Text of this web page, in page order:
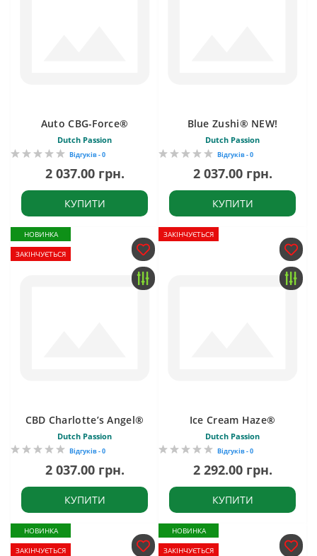
Auto CBG-Force®
Dutch Passion
Відгуків - 0
2 037.00 грн.
КУПИТИ
Blue Zushi® NEW!
Dutch Passion
Відгуків - 0
2 037.00 грн.
КУПИТИ
НОВИНКА
ЗАКІНЧУЄТЬСЯ
CBD Charlotte’s Angel®
Dutch Passion
Відгуків - 0
2 037.00 грн.
КУПИТИ
ЗАКІНЧУЄТЬСЯ
Ice Cream Haze®
Dutch Passion
Відгуків - 0
2 292.00 грн.
КУПИТИ
НОВИНКА
ЗАКІНЧУЄТЬСЯ
НОВИНКА
ЗАКІНЧУЄТЬСЯ